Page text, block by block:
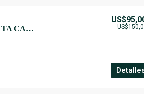
RESIDENCIAL POSAV – BAVARO, PUNTA CANA.